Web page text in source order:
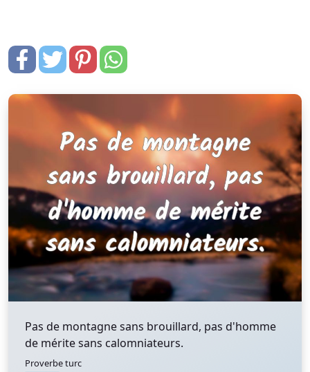
Pas de montagne sans brouillard, pas d'homme
de mérite sans calomniateurs.
Proverbe turc